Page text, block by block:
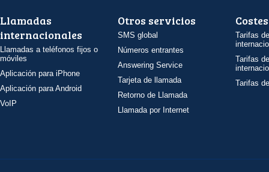
Llamadas
internacionales
Llamadas a teléfonos fijos o
móviles
Aplicación para iPhone
Aplicación para Android
VoIP
Otros servicios
SMS global
Números entrantes
Answering Service
Tarjeta de llamada
Retorno de Llamada
Llamada por Internet
Costes
Tarifas
Tarifas
Tarifas